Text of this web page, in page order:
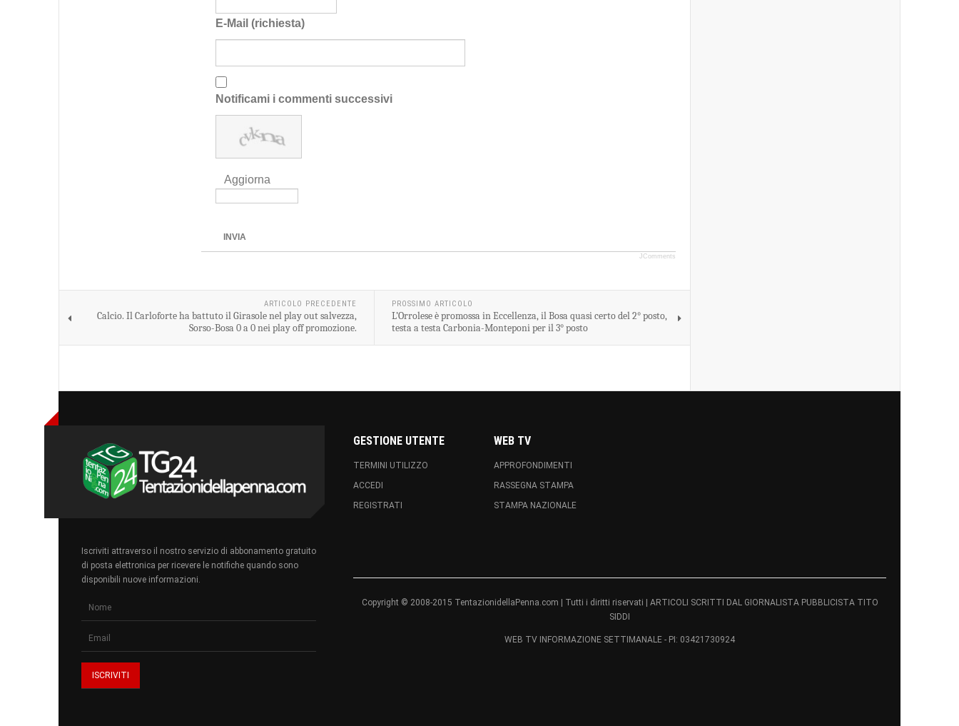
E-Mail (richiesta)
Notificami i commenti successivi
Aggiorna
INVIA
JComments
ARTICOLO PRECEDENTE
Calcio. Il Carloforte ha battuto il Girasole nel play out salvezza,
Sorso-Bosa 0 a 0 nei play off promozione.
PROSSIMO ARTICOLO
L’Orrolese è promossa in Eccellenza, il Bosa quasi certo del 2° posto,
testa a testa Carbonia-Monteponi per il 3° posto
Iscriviti attraverso il nostro servizio di abbonamento gratuito
di posta elettronica per ricevere le notifiche quando sono
disponibili nuove informazioni.
GESTIONE UTENTE
TERMINI UTILIZZO
ACCEDI
REGISTRATI
WEB TV
APPROFONDIMENTI
RASSEGNA STAMPA
STAMPA NAZIONALE
Copyright © 2008-2015 TentazionidellaPenna.com | Tutti i diritti riservati | ARTICOLI SCRITTI DAL GIORNALISTA PUBBLICISTA TITO
SIDDI
WEB TV INFORMAZIONE SETTIMANALE - PI: 03421730924